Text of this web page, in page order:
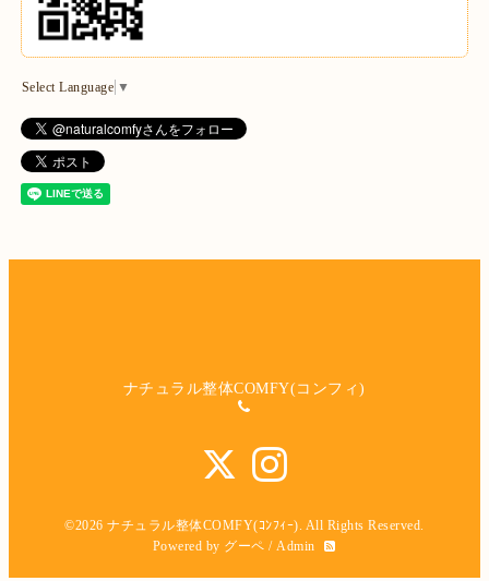
Select Language ▼
ナチュラル整体COMFY(コンフィ)
©2026ナチュラル整体COMFY(ｺﾝﾌｨｰ) . All Rights Reserved.
Powered by グーペ / Admin